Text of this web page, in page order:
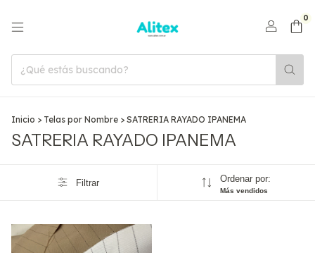
0
Inicio > Telas por Nombre > SATRERIA RAYADO IPANEMA
SATRERIA RAYADO IPANEMA
Filtrar Ordenar por:
Más vendidos